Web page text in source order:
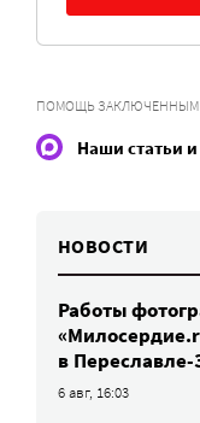
ПОМОЩЬ ЗАКЛЮЧЕННЫМ
Наши статьи
НОВОСТИ
Работы
в
6 авг, 16:03